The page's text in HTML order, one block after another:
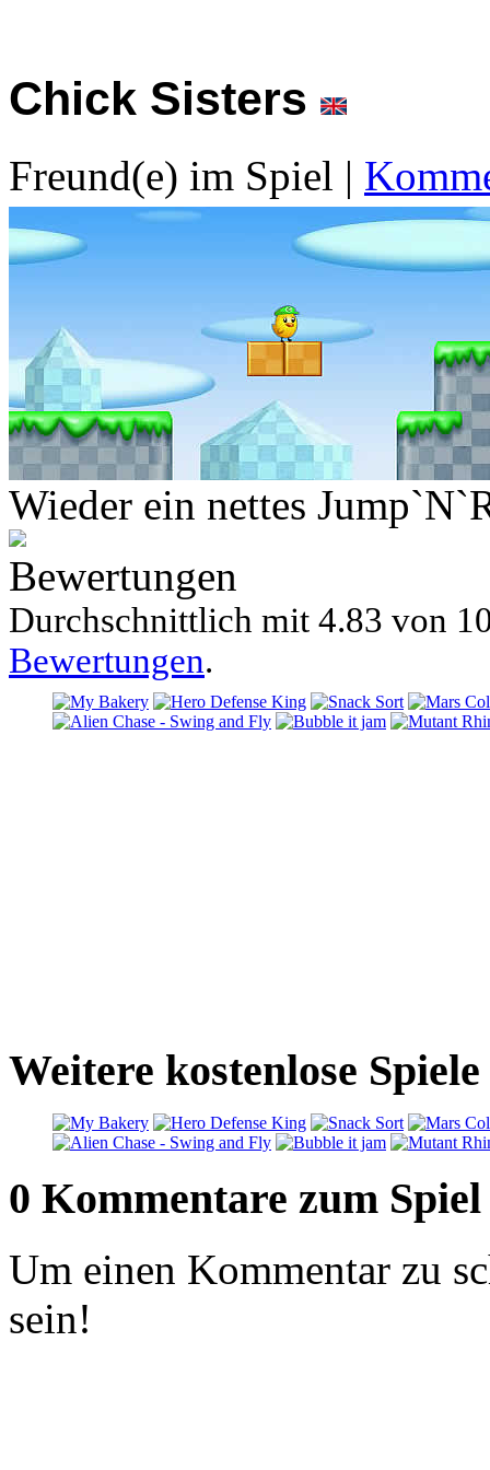
Chick Sisters
Freund(e) im Spiel |
Wieder ein nettes
Bewertungen
Durchschnittlich mit 4.83 von
Bewertungen.
Weitere kostenlose
0 Kommentare zum Spiel
Um einen Kommentar zu
sein!